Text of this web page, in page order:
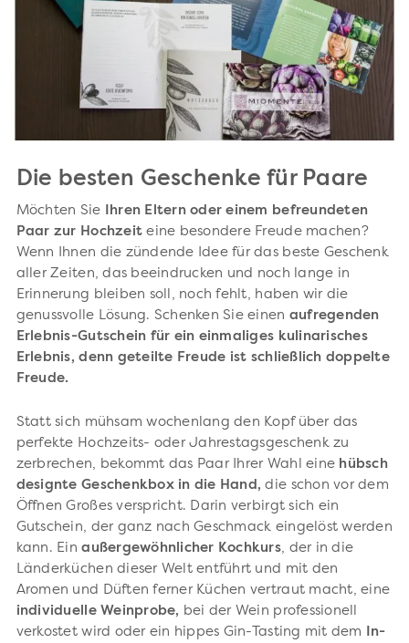
Die besten Geschenke für Paare
Möchten Sie
Ihren Eltern oder einem befreundeten
Paar zur Hochzeit eine besondere Freude machen?
Wenn Ihnen die zündende Idee für das beste Geschenk
aller Zeiten, das beeindrucken und noch lange in
Erinnerung bleiben soll, noch fehlt, haben wir die
genussvolle Lösung. Schenken Sie einen aufregenden
Erlebnis-Gutschein für ein einmaliges kulinarisches
Erlebnis, denn geteilte Freude ist schließlich doppelte
Freude.
Statt sich mühsam wochenlang den Kopf über das
perfekte Hochzeits- oder Jahrestagsgeschenk zu
zerbrechen, bekommt das Paar Ihrer Wahl eine hübsch
designte Geschenkbox in die Hand, die schon vor dem
Öffnen Großes verspricht. Darin verbirgt sich ein
Gutschein, der ganz nach Geschmack eingelöst werden
kann. Einaußergewöhnlicher Kochkurs, der in die
Länderküchen dieser Welt entführt und mit den
Aromen und Düften ferner Küchen vertraut macht, eine
individuelle Weinprobe, bei der Wein professionell
verkostet wird oder ein hippes Gin-Tasting mit dem
In-